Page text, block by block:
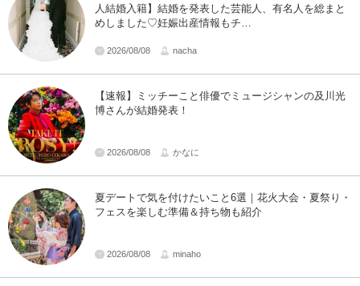
人結婚入籍】結婚を発表した芸能人、有名人を総まと
めしました♡妊娠出産情報もチ…
2026/08/08 nacha
【速報】ミッチーこと俳優でミュージシャンの及川光
博さんが結婚発表！
2026/08/08 かなに
夏デートで気を付けたいこと6選｜花火大会・夏祭り・
フェスを楽しむ準備＆持ち物も紹介
2026/08/08 minaho